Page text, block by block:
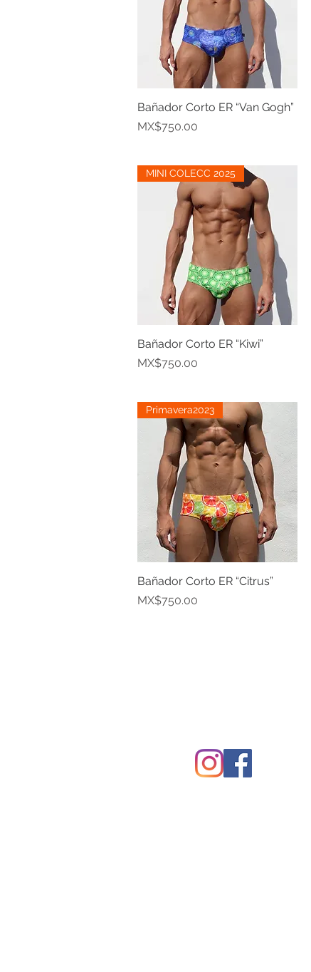
Quick View
Bañador Corto ER “Van Gogh”
Price
MX$750.00
Quick View
MINI COLECC 2025
Bañador Corto ER “Kiwi”
Price
MX$750.00
Quick View
Primavera2023
Bañador Corto ER “Citrus”
Price
MX$750.00